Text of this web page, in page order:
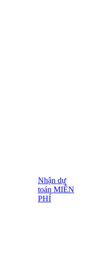
Nhận dự
toán MIỄN
PHÍ